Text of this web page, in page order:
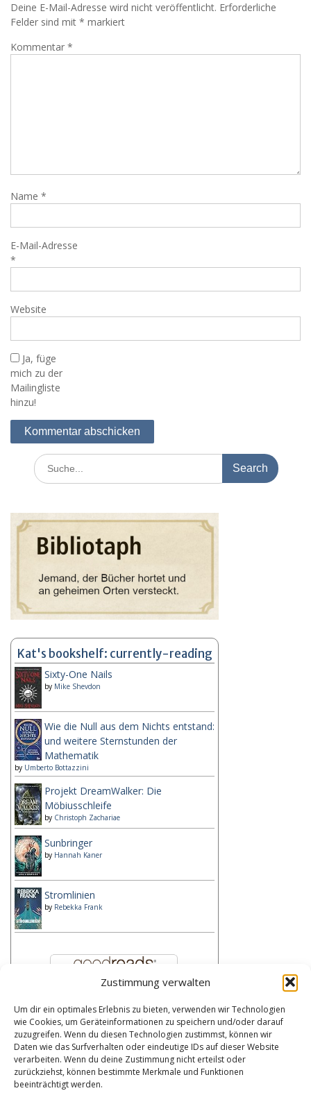
Zustimmung verwalten
Um dir ein optimales Erlebnis zu bieten, verwenden wir Technologien
wie Cookies, um Geräteinformationen zu speichern und/oder darauf
zuzugreifen. Wenn du diesen Technologien zustimmst, können wir
Daten wie das Surfverhalten oder eindeutige IDs auf dieser Website
verarbeiten. Wenn du deine Zustimmung nicht erteilst oder
zurückziehst, können bestimmte Merkmale und Funktionen
beeinträchtigt werden.
Deine E-Mail-Adresse wird nicht veröffentlicht. Erforderliche
Felder sind mit * markiert
Kommentar *
Name *
E-Mail-Adresse
*
Website
Ja, füge
mich zu der
Mailingliste
hinzu!
Search
for:
Kat's bookshelf: currently-reading
Sixty-One Nails
by Mike Shevdon
Wie die Null aus dem Nichts entstand:
und weitere Sternstunden der
Mathematik
by Umberto Bottazzini
Projekt DreamWalker: Die
Möbiusschleife
by Christoph Zachariae
Sunbringer
by Hannah Kaner
Stromlinien
by Rebekka Frank
Kategorien
Kategorien
Bibliothek